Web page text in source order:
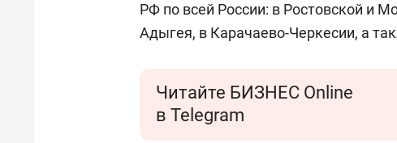
РФ по всей России: в Ростовской и
Адыгея, в Карачаево-Черкесии, а
Читайте БИЗНЕС Online
в Telegram